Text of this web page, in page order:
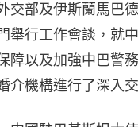
交部及伊斯蘭馬巴
舉行工作會談，就
障以及加強中巴警
介機構進行了深入交